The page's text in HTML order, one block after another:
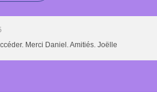
Merci Daniel. Amitiés. Joëlle